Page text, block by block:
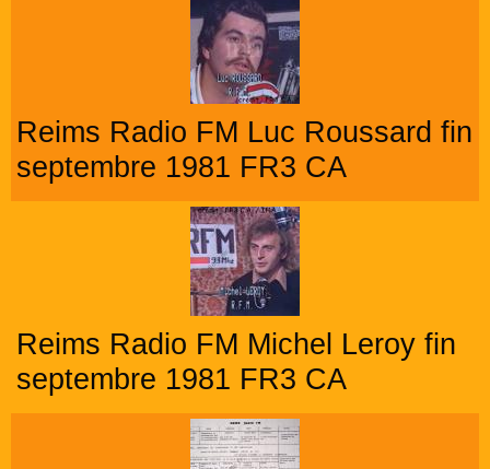
Reims Radio FM Luc Roussard fin
septembre 1981 FR3 CA
Reims Radio FM Michel Leroy fin
septembre 1981 FR3 CA